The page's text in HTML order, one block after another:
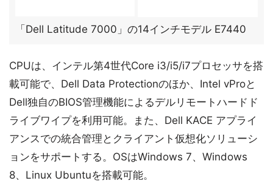
「Dell Latitude 7000」の14インチモデル E7440
CPUは、インテル第4世代Core i3/i5/i7プロセッサを搭
載可能で、Dell Data Protectionのほか、Intel vProと
Dell独自のBIOS管理機能によるデルリモートハードド
ライブワイプを利用可能。また、Dell KACE アプライ
アンスでの統合管理とクライアント仮想化ソリューシ
ョンをサポートする。OSはWindows 7、Windows
8、Linux Ubuntuを搭載可能。